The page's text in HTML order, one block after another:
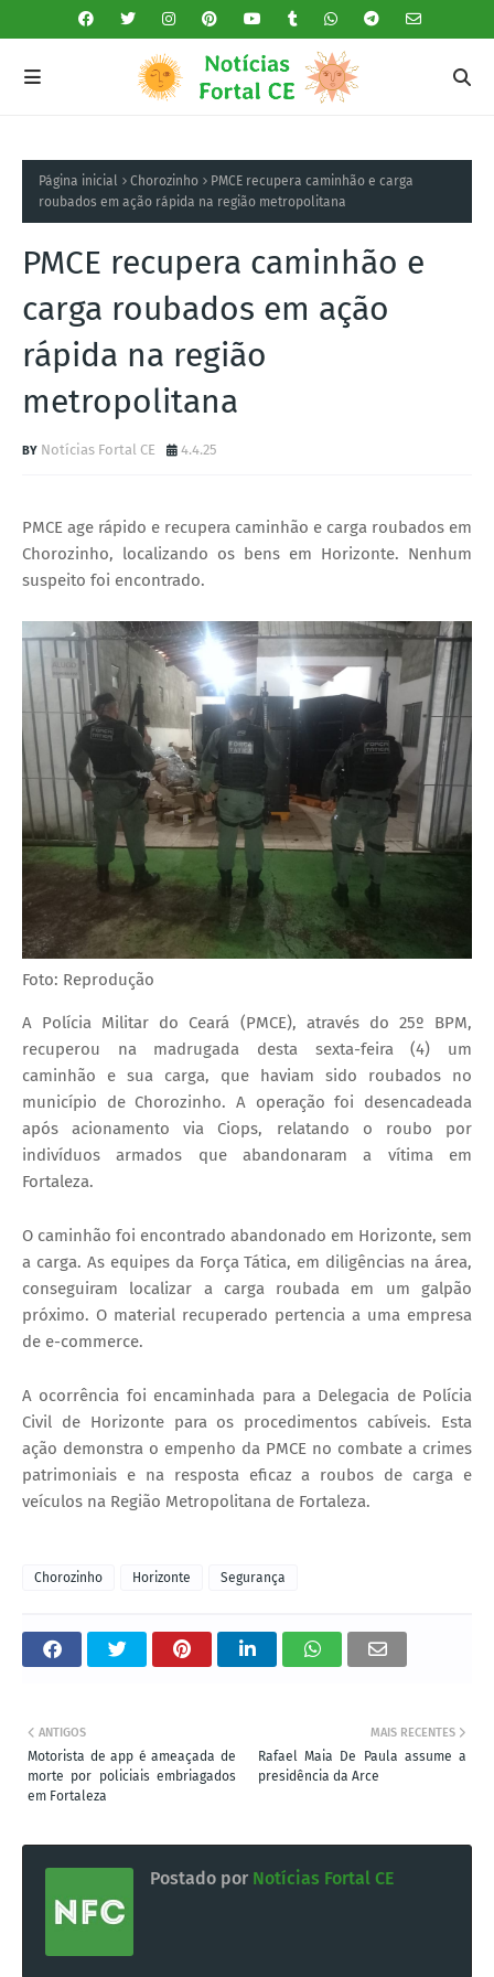
Página inicial Chorozinho
PMCE recupera caminhão e carga
roubados em ação rápida na região metropolitana
PMCE recupera caminhão e
carga roubados em ação
rápida na região
metropolitana
Notícias Fortal CE 4.4.25
PMCE age rápido e recupera caminhão e carga roubados em
Chorozinho, localizando os bens em Horizonte. Nenhum
suspeito foi encontrado.
Foto: Reprodução
A Polícia Militar do Ceará (PMCE), através do 25º BPM,
recuperou na madrugada desta sexta-feira (4) um
caminhão e sua carga, que haviam sido roubados no
município de Chorozinho. A operação foi desencadeada
após acionamento via Ciops, relatando o roubo por
indivíduos armados que abandonaram a vítima em
Fortaleza.
O caminhão foi encontrado abandonado em Horizonte, sem
a carga. As equipes da Força Tática, em diligências na área,
conseguiram localizar a carga roubada em um galpão
próximo. O material recuperado pertencia a uma empresa
de e-commerce.
A ocorrência foi encaminhada para a Delegacia de Polícia
Civil de Horizonte para os procedimentos cabíveis. Esta
ação demonstra o empenho da PMCE no combate a crimes
patrimoniais e na resposta eficaz a roubos de carga e
veículos na Região Metropolitana de Fortaleza.
Chorozinho Horizonte Segurança
MAIS RECENTES
Rafael Maia De Paula assume a
presidência da Arce
ANTIGOS
Motorista de app é ameaçada de
morte por policiais embriagados
em Fortaleza
Postado por Notícias Fortal CE